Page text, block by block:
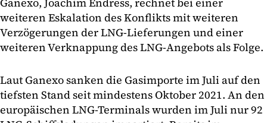
weiteren Eskalation des Konflikts mit weiteren
Verzögerungen der LNG-Lieferungen und einer
weiteren Verknappung des LNG-Angebots als Folge.
Laut Ganexo sanken die Gasimporte im Juli auf den
tiefsten Stand seit mindestens Oktober 2021. An den
europäischen LNG-Terminals wurden im Juli nur 92